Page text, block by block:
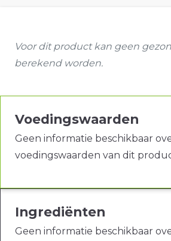
Voor dit product kan geen
berekend worden.
Voedingswaarden
Geen informatie beschikbaar
voedingswaarden van dit
Ingrediënten
Geen informatie beschikbaar